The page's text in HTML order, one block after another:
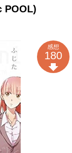
POOL)
感想
180